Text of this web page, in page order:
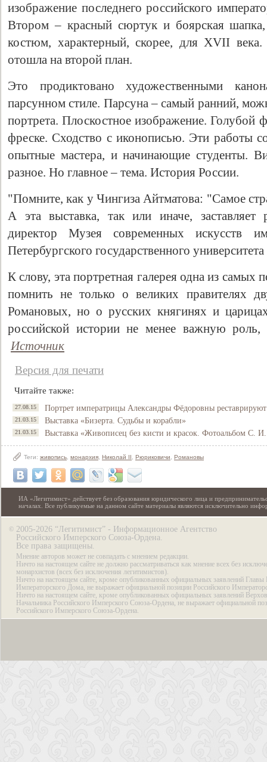
изображение последнего российского
Втором – красный сюртук и боярская
костюм, характерный, скорее, для XVII века.
отошла на второй план.
Это продиктовано художественными
парсунном стиле. Парсуна – самый ранний,
портрета. Плоскостное изображение. Голубой
фреске. Сходство с иконописью. Эти работы
опытные мастера, и начинающие студенты.
разное. Но главное – тема. История России.
"Помните, как у Чингиза Айтматова: "Самое
А эта выставка, так или иначе, заставляет
директор Музея современных искусств
Петербургского государственного
К слову, эта портретная галерея одна из
помнить не только о великих правителях
Романовых, но о русских княгинях и
российской истории не менее важную
Источник
Версия для печати
Читайте также:
27.08.15 Портрет императрицы Александры Фёдоровны
21.03.15 Выставка «Бизерта. Судьбы и корабли»
21.03.15 Выставка «Живописец без кисти и красок. Фотоальбом С. И.
Теги: живопись монархия Николай II Рюриковичи Романовы
Свидетельство
ИА «Легитимист» действует без образования юридического лица и
началах. Все публикуемые на данном сайте материалы являются исключительно
© 2005-2026 “Легитимист” - Информационное Агентство
Российского Имперского Союза-Ордена.
Все права защищены.
Мнение авторов может не совпадать с мнением редакции.
Ничто на настоящем сайте не должно рассматриваться как мнение всех без
монархистов (всех без исключения легитимистов).
Ничто на настоящем сайте, кроме опубликованных официальных заявлений Главы
Императорского Дома, не выражает официальной позиции Российского
Ничто на настоящем сайте, кроме опубликованных официальных заявлений
Начальника Российского Имперского Союза-Ордена, не выражает официальной
Российского Имперского Союза-Ордена.